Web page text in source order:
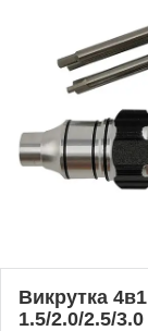
Викрутка
1.5/2.0/2.5/